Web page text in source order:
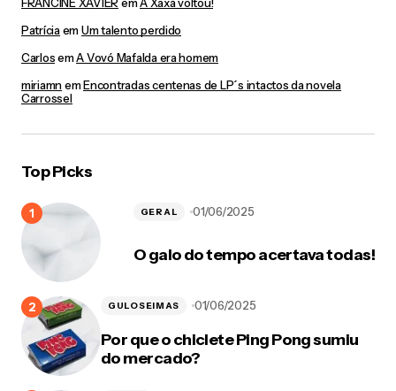
PatríciaemUm talento perdido
CarlosemA Vovó Mafalda era homem
miriamnemEncontradas centenas de LP´s intactos da novela
Carrossel
Top Picks
O galo do tempo acertava todas!
GERAL 01/06/2025
Por que o chiclete Ping Pong sumiu
do mercado?
GULOSEIMAS 01/06/2025